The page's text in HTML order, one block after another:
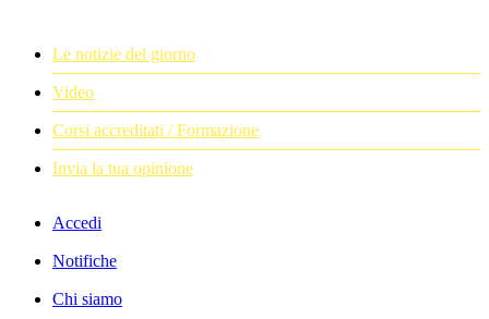
Le notizie del giorno
Video
Corsi accreditati / Formazione
Invia la tua opinione
Accedi
Notifiche
Chi siamo